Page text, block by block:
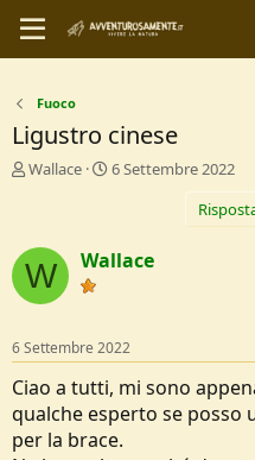
Fuoco
Ligustro cinese
C
t
o
r
D
i
s
u
s
Wallace
D
d
i
i
z
o
6 Settembre 2022
W Wallace
6 Settembre 2022
Ciao a tutti, mi sono
qualche esperto se posso
per la brace.